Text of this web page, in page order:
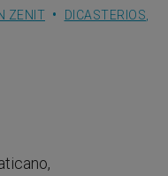
ZENIT DICASTERIOS